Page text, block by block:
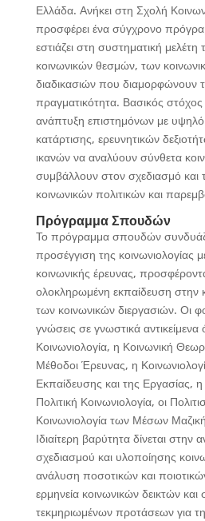
Ελλάδα. Ανήκει στη Σχολή
προσφέρει ένα σύγχρονο
εστιάζει στη συστηματική μελέτη
κοινωνικών θεσμών, των
διαδικασιών που διαμορφώνουν
πραγματικότητα. Βασικός στόχος
ανάπτυξη επιστημόνων με
κατάρτισης, ερευνητικών
ικανών να αναλύουν σύνθετα
συμβάλλουν στον σχεδιασμό και
κοινωνικών πολιτικών και
Πρόγραμμα Σπουδών
Το πρόγραμμα σπουδών
προσέγγιση της κοινωνιολογίας
κοινωνικής έρευνας,
ολοκληρωμένη εκπαίδευση στην
των κοινωνικών διεργασιών. Οι
γνώσεις σε γνωστικά
Κοινωνιολογία, η Κοινωνική
Μέθοδοι Έρευνας, η
Εκπαίδευσης και της Εργασίας, η
Πολιτική Κοινωνιολογία, οι
Κοινωνιολογία των Μέσων
Ιδιαίτερη βαρύτητα δίνεται στην
σχεδιασμού και υλοποίησης
ανάλυση ποσοτικών και
ερμηνεία κοινωνικών δεικτών
τεκμηριωμένων προτάσεων για